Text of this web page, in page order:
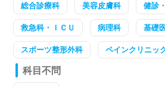
総合診療科 美容皮膚科 健診
救急科・ＩＣＵ 病理科 基礎
スポーツ整形外科 ペインクリニッ
科目不問